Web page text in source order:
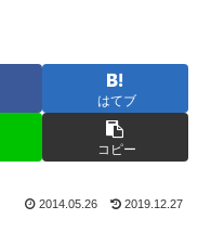
はてブ
コピー
2014.05.26 2019.12.27